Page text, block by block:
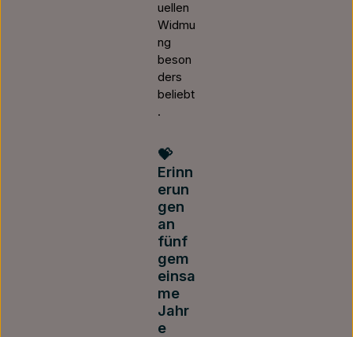
uellen
Widmu
ng
beson
ders
beliebt
.
💝
Erinn
erun
gen
an
fünf
gem
einsa
me
Jahr
e